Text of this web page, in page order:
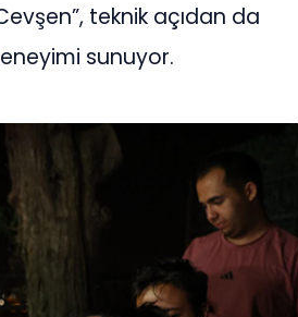
teknik açıdan da
sunuyor.